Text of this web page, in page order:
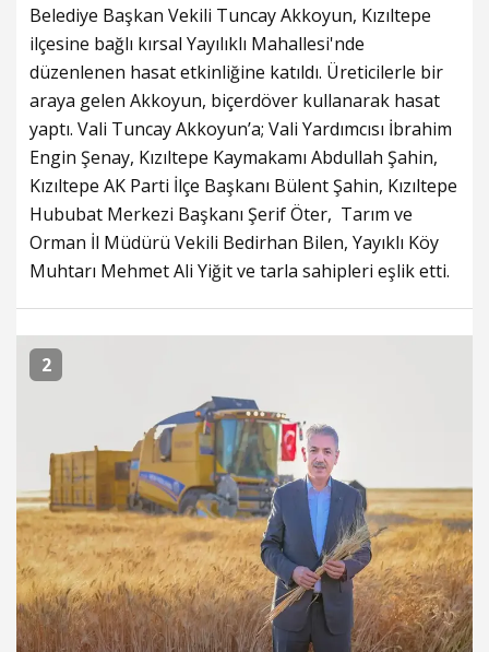
Belediye Başkan Vekili Tuncay Akkoyun, Kızıltepe
ilçesine bağlı kırsal Yayılıklı Mahallesi'nde
düzenlenen hasat etkinliğine katıldı. Üreticilerle bir
araya gelen Akkoyun, biçerdöver kullanarak hasat
yaptı. Vali Tuncay Akkoyun’a; Vali Yardımcısı İbrahim
Engin Şenay, Kızıltepe Kaymakamı Abdullah Şahin,
Kızıltepe AK Parti İlçe Başkanı Bülent Şahin, ⁠Kızıltepe
Hububat Merkezi Başkanı Şerif Öter, ⁠ Tarım ve
Orman İl Müdürü Vekili Bedirhan Bilen, Yayıklı Köy
Muhtarı Mehmet Ali Yiğit ve tarla sahipleri eşlik etti.
2